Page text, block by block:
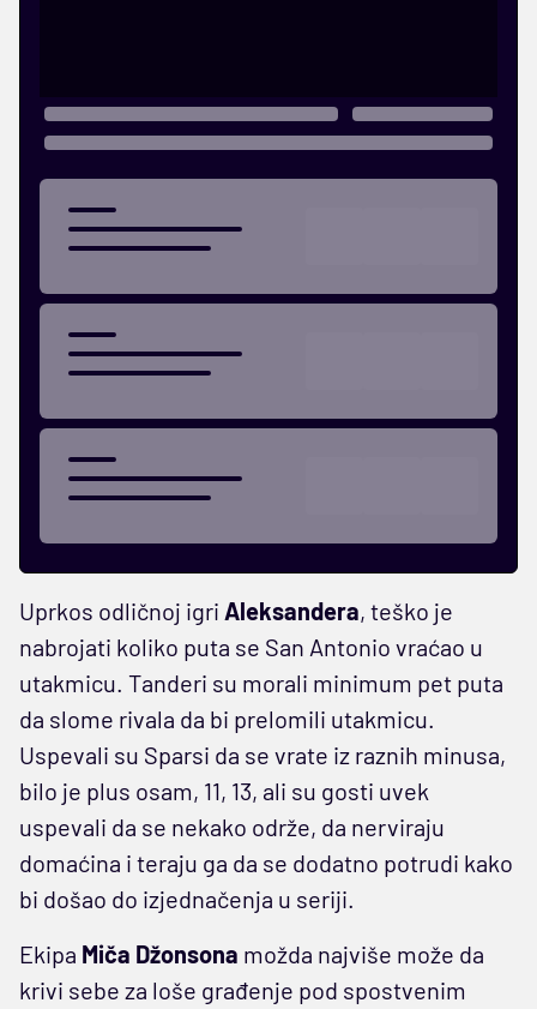
Uprkos odličnoj igri Aleksandera, teško je
nabrojati koliko puta se San Antonio vraćao u
utakmicu. Tanderi su morali minimum pet puta
da slome rivala da bi prelomili utakmicu.
Uspevali su Sparsi da se vrate iz raznih minusa,
bilo je plus osam, 11, 13, ali su gosti uvek
uspevali da se nekako održe, da nerviraju
domaćina i teraju ga da se dodatno potrudi kako
bi došao do izjednačenja u seriji.
Ekipa Miča Džonsona možda najviše može da
krivi sebe za loše građenje pod spostvenim